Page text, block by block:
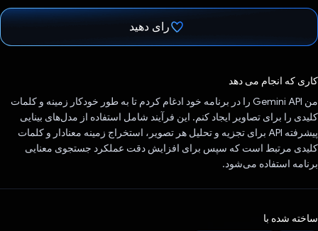
رای دهید
کاری که انجام می دهد
من Gemini API را در برنامه خود ادغام کردم تا به طور خودکار زمینه و کلمات
کلیدی را برای تصاویر ایجاد کنم. این فرآیند شامل استفاده از مدل‌های بینایی
پیشرفته API برای تجزیه و تحلیل هر تصویر، استخراج زمینه معنادار و کلمات
کلیدی مرتبط است که سپس برای افزایش دقت عملکرد جستجوی معنایی
برنامه استفاده می‌شود.
ساخته شده با